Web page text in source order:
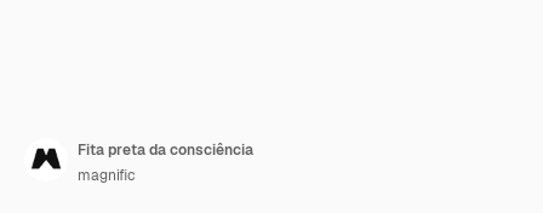
Fita preta da consciência
magnific